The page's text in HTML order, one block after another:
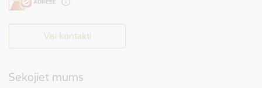
Visi kontakti
Sekojiet mums